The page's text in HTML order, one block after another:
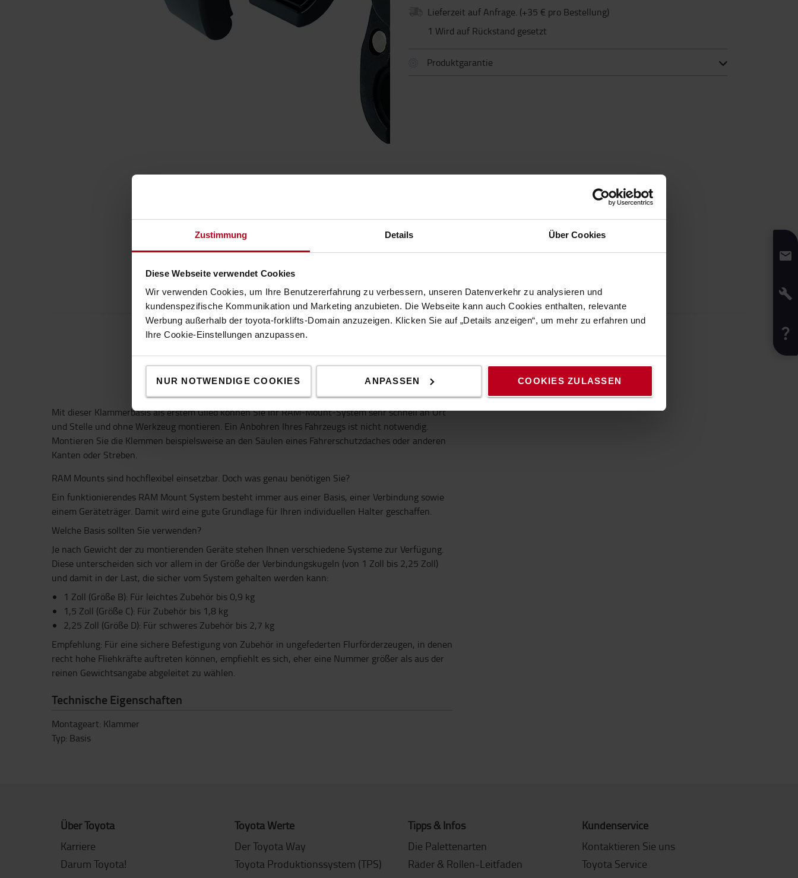
Zustimmung Details Über Cookies
Diese Webseite verwendet Cookies
Wir verwenden Cookies, um Ihre Benutzererfahrung zu verbessern, unseren Datenverkehr zu analysieren und
kundenspezifische Kommunikation und Marketing anzubieten. Die Webseite kann auch Cookies enthalten, relevante
Werbung außerhalb der toyota-forklifts-Domain anzuzeigen. Klicken Sie auf „Details anzeigen“, um mehr zu erfahren und
Ihre Cookie-Einstellungen anzupassen.
NUR NOTWENDIGE COOKIES ANPASSEN COOKIES ZULASSEN
Lieferzeit auf Anfrage. (+35 € pro Bestellung)
1 Wird auf Rückstand gesetzt
Produktgarantie
EIGENSCHAFTEN
Eigenschaften
Mit dieser Klammerbasis als erstem Glied können Sie Ihr RAM-Mount-System sehr schnell an Ort
und Stelle und ohne Werkzeug montieren. Ein Anbohren Ihres Fahrzeugs ist nicht notwendig.
Montieren Sie die Klemmen beispielsweise an den Säulen eines Fahrerschutzdaches oder anderen
Kanten oder Streben.
RAM Mounts sind hochflexibel einsetzbar. Doch was genau benötigen Sie?
Ein funktionierendes RAM Mount System besteht immer aus einer Basis, einer Verbindung sowie
einem Geräteträger. Damit wird eine gute Grundlage für Ihren individuellen Halter geschaffen.
Welche Basis sollten Sie verwenden?
Je nach Gewicht der zu montierenden Geräte stehen Ihnen verschiedene Systeme zur Verfügung.
Diese unterscheiden sich vor allem in der Größe der Verbindungskugeln (von 1 Zoll bis 2,25 Zoll)
und damit in der Last, die sicher vom System gehalten werden kann:
1 Zoll (Größe B): Für leichtes Zubehör bis 0,9 kg
1,5 Zoll (Größe C): Für Zubehör bis 1,8 kg
2,25 Zoll (Größe D): Für schweres Zubehör bis 2,7 kg
Empfehlung: Für eine sichere Befestigung von Zubehör in ungefederten Flurförderzeugen, in denen
recht hohe Fliehkräfte auftreten können, empfiehlt es sich, eher eine Nummer größer als aus der
reinen Gewichtsangabe abgeleitet zu wählen.
Technische Eigenschaften
Montageart: Klammer
Typ: Basis
Über Toyota
Karriere
Darum Toyota!
Toyota Werte
Der Toyota Way
Toyota Produktionssystem (TPS)
Tipps & Infos
Die Palettenarten
Räder & Rollen-Leitfaden
Kundenservice
Kontaktieren Sie uns
Toyota Service